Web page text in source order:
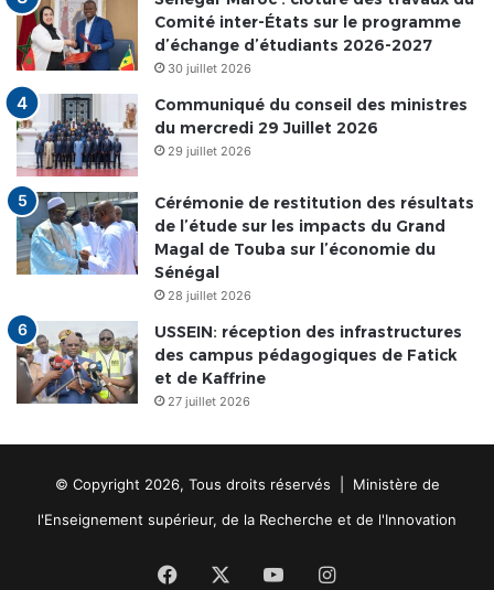
Comité inter-États sur le programme
d’échange d’étudiants 2026-2027
30 juillet 2026
Communiqué du conseil des ministres
du mercredi 29 Juillet 2026
29 juillet 2026
Cérémonie de restitution des résultats
de l’étude sur les impacts du Grand
Magal de Touba sur l’économie du
Sénégal
28 juillet 2026
USSEIN: réception des infrastructures
des campus pédagogiques de Fatick
et de Kaffrine
27 juillet 2026
© Copyright 2026, Tous droits réservés | Ministère de
l'Enseignement supérieur, de la Recherche et de l'Innovation
Facebook YouTubeInstagram